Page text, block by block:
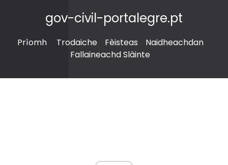
gov-civil-portalegre.pt
Prìomh Trodaiche Fèisteas
Naidheachdan
Fallaineachd Slàinte